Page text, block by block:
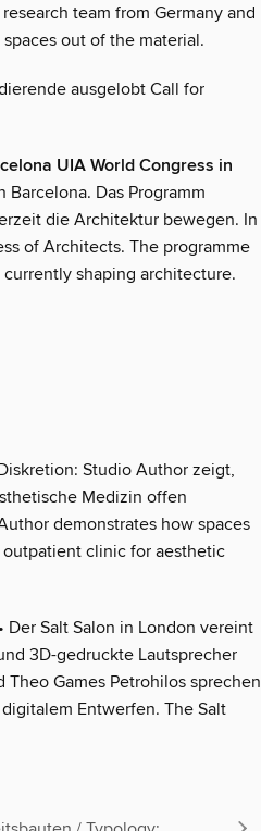
team from Germany and
out of the material.
ausgelobt Call for
UIA World Congress in
Das Programm
die Architektur bewegen. In
of Architects. The programme
shaping architecture.
Studio Author zeigt,
Medizin offen
demonstrates how spaces
clinic for aesthetic
• Der Salt Salon in London vereint
3D-gedruckte Lautsprecher
Games Petrohilos sprechen
Entwerfen. The Salt